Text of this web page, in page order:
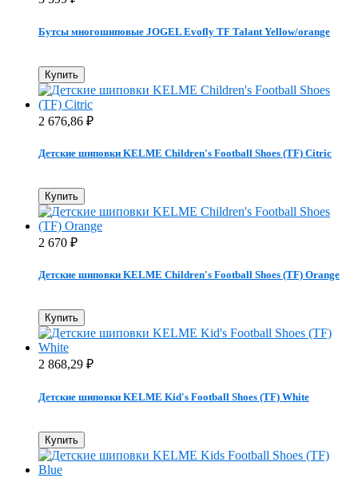
Бутсы многошиповые JOGEL Evofly TF Talant Yellow/orange
Купить
2 676,86 ₽
Детские шиповки KELME Children's Football Shoes (TF) Citric
Купить
2 670 ₽
Детские шиповки KELME Children's Football Shoes (TF) Orange
Купить
2 868,29 ₽
Детские шиповки KELME Kid's Football Shoes (TF) White
Купить